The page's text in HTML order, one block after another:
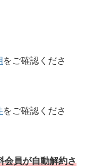
をご確認くださ
をご確認くださ
会員が自動解約さ